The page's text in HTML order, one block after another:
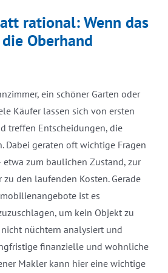
rational: Wenn das
Oberhand
ein schöner Garten oder
Käufer lassen sich von ersten
treffen Entscheidungen, die
Dabei geraten oft wichtige Fragen
zum baulichen Zustand, zur
den laufenden Kosten. Gerade
ist es
um kein Objekt zu
nüchtern analysiert und
finanzielle und wohnliche
Makler kann hier eine wichtige